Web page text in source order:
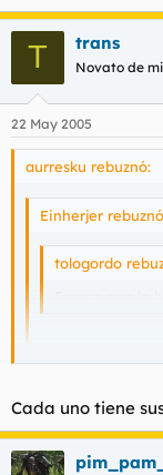
T trans
Novato de
22 May 2005
aurresku rebuznó:
Einherjer
tologordo
Espero que le
Tú no lo has
tu tampoco por lo
Cada uno tiene